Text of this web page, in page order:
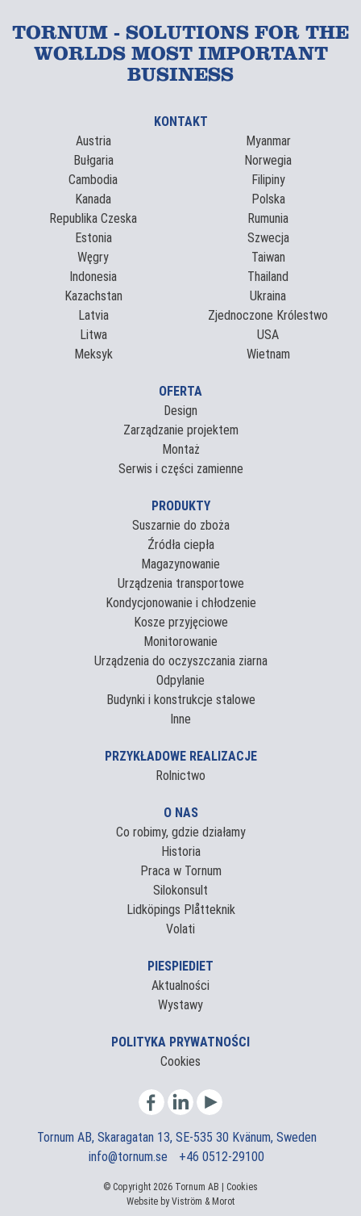
TORNUM - SOLUTIONS FOR THE
WORLDS MOST IMPORTANT
BUSINESS
KONTAKT
Austria
Bułgaria
Cambodia
Kanada
Republika Czeska
Estonia
Węgry
Indonesia
Kazachstan
Latvia
Litwa
Meksyk
Myanmar
Norwegia
Filipiny
Polska
Rumunia
Szwecja
Taiwan
Thailand
Ukraina
Zjednoczone Królestwo
USA
Wietnam
OFERTA
Design
Zarządzanie projektem
Montaż
Serwis i części zamienne
PRODUKTY
Suszarnie do zboża
Źródła ciepła
Magazynowanie
Urządzenia transportowe
Kondycjonowanie i chłodzenie
Kosze przyjęciowe
Monitorowanie
Urządzenia do oczyszczania ziarna
Odpylanie
Budynki i konstrukcje stalowe
Inne
PRZYKŁADOWE REALIZACJE
Rolnictwo
O NAS
Co robimy, gdzie działamy
Historia
Praca w Tornum
Silokonsult
Lidköpings Plåtteknik
Volati
PIESPIEDIET
Aktualności
Wystawy
POLITYKA PRYWATNOŚCI
Cookies
Tornum AB, Skaragatan 13, SE-535 30 Kvänum, Sweden
info@tornum.se
+46 0512-29100
© Copyright 2026 Tornum AB | Cookies
Website by Viström & Morot